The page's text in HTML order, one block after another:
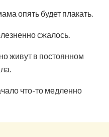
опять будет плакать.
сжалось.
живут в постоянном
что-то медленно